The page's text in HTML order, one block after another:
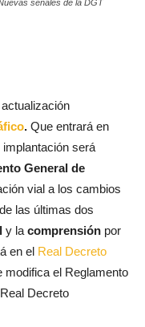
señales de la DGT
. Que entrará en
implantación será
General de
vial a los cambios
las últimas dos
y la comprensión por
en el Real Decreto
modifica el Reglamento
Decreto